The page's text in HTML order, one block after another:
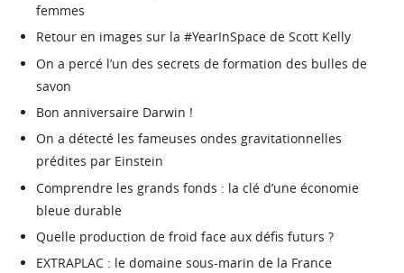
femmes
Retour en images sur la #YearInSpace de Scott Kelly
On a percé l’un des secrets de formation des bulles de
savon
Bon anniversaire Darwin !
On a détecté les fameuses ondes gravitationnelles
prédites par Einstein
Comprendre les grands fonds : la clé d’une économie
bleue durable
Quelle production de froid face aux défis futurs ?
EXTRAPLAC : le domaine sous-marin de la France